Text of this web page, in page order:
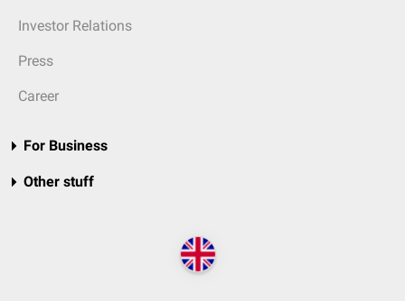
Investor Relations
Press
Career
For Business
Other stuff